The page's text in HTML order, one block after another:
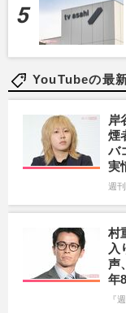
YouTubeの最
岸
煙
バ
実
週
村
入
声
年
『